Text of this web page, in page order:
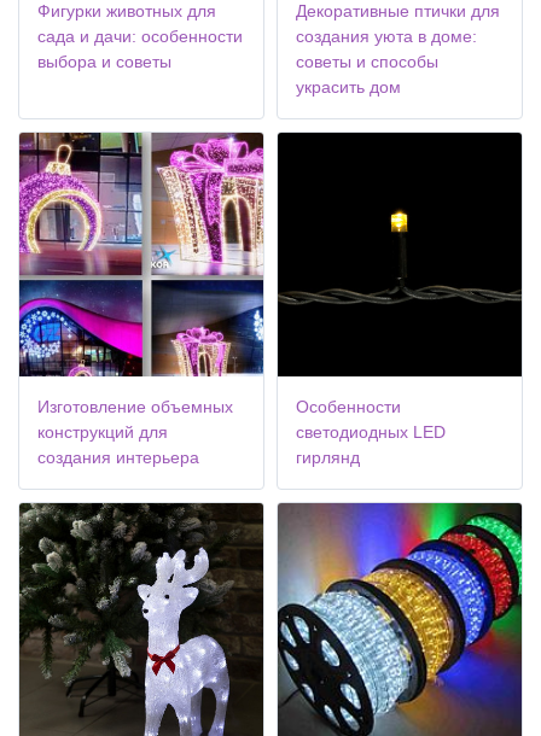
Фигурки животных для
сада и дачи: особенности
выбора и советы
Декоративные птички для
создания уюта в доме:
советы и способы
украсить дом
Изготовление объемных
конструкций для
создания интерьера
Особенности
светодиодных LED
гирлянд